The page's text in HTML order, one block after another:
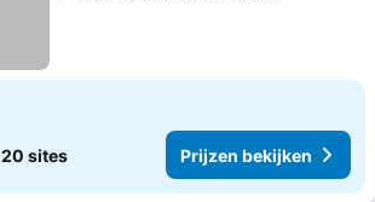
20 sites Prijzen bekijken